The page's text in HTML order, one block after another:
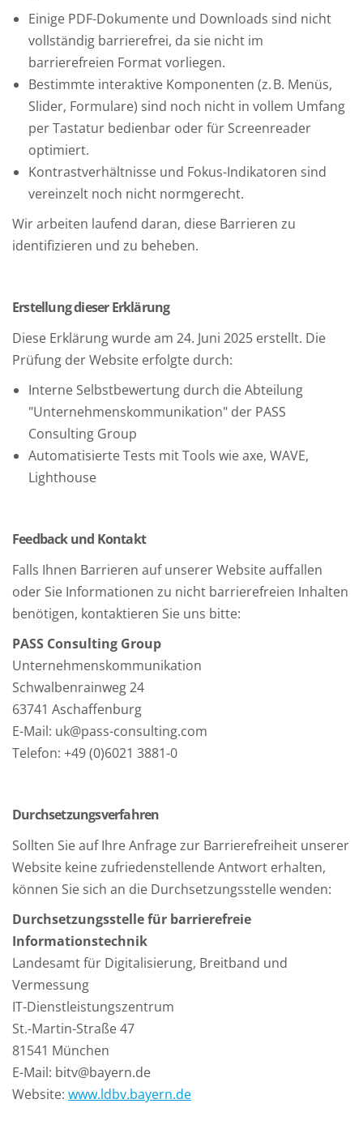
Einige PDF-Dokumente und Downloads sind nicht
vollständig barrierefrei, da sie nicht im
barrierefreien Format vorliegen.
Bestimmte interaktive Komponenten (z. B. Menüs,
Slider, Formulare) sind noch nicht in vollem Umfang
per Tastatur bedienbar oder für Screenreader
optimiert.
Kontrastverhältnisse und Fokus-Indikatoren sind
vereinzelt noch nicht normgerecht.
Wir arbeiten laufend daran, diese Barrieren zu
identifizieren und zu beheben.
Erstellung dieser Erklärung
Diese Erklärung wurde am 24. Juni 2025 erstellt. Die
Prüfung der Website erfolgte durch:
Interne Selbstbewertung durch die Abteilung
"Unternehmenskommunikation" der PASS
Consulting Group
Automatisierte Tests mit Tools wie axe, WAVE,
Lighthouse
Feedback und Kontakt
Falls Ihnen Barrieren auf unserer Website auffallen
oder Sie Informationen zu nicht barrierefreien Inhalten
benötigen, kontaktieren Sie uns bitte:
PASS Consulting Group
Unternehmenskommunikation
Schwalbenrainweg 24
63741 Aschaffenburg
E-Mail: uk@pass-consulting.com
Telefon: +49 (0)6021 3881-0
Durchsetzungsverfahren
Sollten Sie auf Ihre Anfrage zur Barrierefreiheit unserer
Website keine zufriedenstellende Antwort erhalten,
können Sie sich an die Durchsetzungsstelle wenden:
Durchsetzungsstelle für barrierefreie
Informationstechnik
Landesamt für Digitalisierung, Breitband und
Vermessung
IT-Dienstleistungszentrum
St.-Martin-Straße 47
81541 München
E-Mail: bitv@bayern.de
Website: www.ldbv.bayern.de